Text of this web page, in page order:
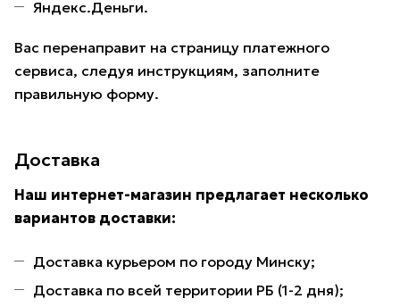
Яндекс.Деньги.
Вас перенаправит на страницу платежного
сервиса, следуя инструкциям, заполните
правильную форму.
Доставка
Наш интернет-магазин предлагает несколько
вариантов доставки:
Доставка курьером по городу Минску;
Доставка по всей территории РБ (1-2 дня);